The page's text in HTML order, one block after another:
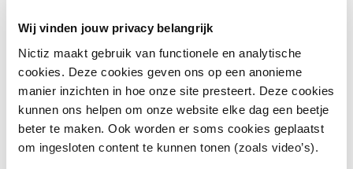
Wij vinden jouw privacy belangrijk
Nictiz maakt gebruik van functionele en analytische
cookies. Deze cookies geven ons op een anonieme
manier inzichten in hoe onze site presteert. Deze cookies
kunnen ons helpen om onze website elke dag een beetje
beter te maken. Ook worden er soms cookies geplaatst
om ingesloten content te kunnen tonen (zoals video’s).
reactie in.